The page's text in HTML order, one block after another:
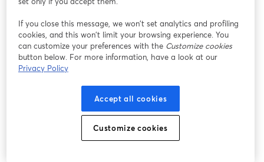
If you close this message, we won’t set analytics and profiling
cookies, and this won’t limit your browsing experience. You
can customize your preferences with the Customize cookies
button below. For more information, have a look at our
Privacy Policy
Accept all cookies
Customize cookies